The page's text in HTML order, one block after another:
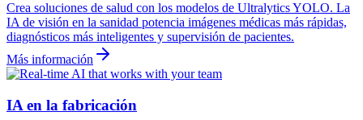
Crea soluciones de salud con los modelos de Ultralytics YOLO. La
IA de visión en la sanidad potencia imágenes médicas más rápidas,
diagnósticos más inteligentes y supervisión de pacientes.
Más información
IA en la fabricación